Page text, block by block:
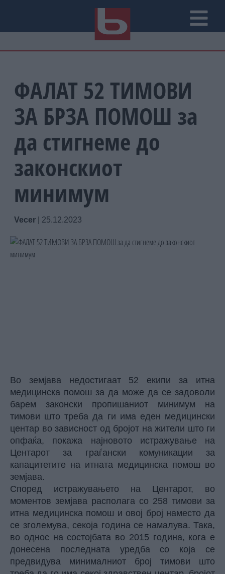
ФАЛАТ 52 ТИМОВИ
ЗА БРЗА ПОМОШ за
да стигнеме до
законскиот
минимум
Vecer 25.12.2023
Во земјава недостигаат 52 екипи за итна
медицинска помош за да може да се задоволи
барем законски пропишаниот минимум на
тимови што треба да ги има еден медицински
центар во зависност од бројот на жители што ги
опфаќа, покажа најновото истражување на
Центарот за граѓански комуникации за
капацитетите на итната медицинска помош во
земјава.
Според истражувањето на Центарот, во
моментов земјава располага со 258 тимови за
итна медицинска помош и овој број наместо да
се зголемува, секоја година се намалува. Така,
во однос на состојбата во 2015 година, кога е
донесена последната уредба со која се
предвидува минималниот број тимови што